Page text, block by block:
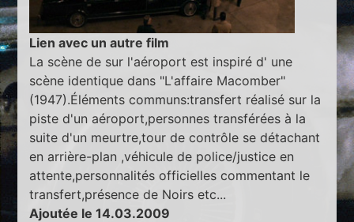
Lien avec un autre film
La scène de sur l'aéroport est inspiré d' une
scène identique dans "L'affaire Macomber"
(1947).Éléments communs:transfert réalisé sur la
piste d'un aéroport,personnes transférées à la
suite d'un meurtre,tour de contrôle se détachant
en arrière-plan ,véhicule de police/justice en
attente,personnalités officielles commentant le
transfert,présence de Noirs etc...
Ajoutée le 14.03.2009